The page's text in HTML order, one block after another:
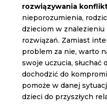
rozwiązywania
nieporozumienia,
dzieciom w
rozwiązań. Zamiast
problem za nie, warto
swoje uczucia,
dochodzić do
pomoże w danej
dzieci do przyszłych